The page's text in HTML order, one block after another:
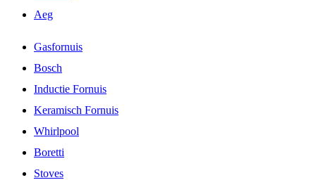
Aeg
Gasfornuis
Bosch
Inductie Fornuis
Keramisch Fornuis
Whirlpool
Boretti
Stoves